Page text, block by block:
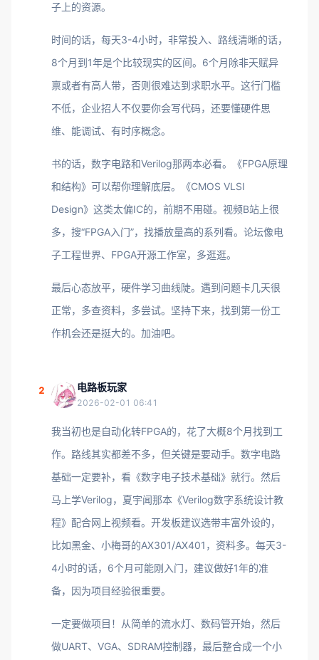
子上的资源。
时间的话，每天3-4小时，非常投入、路线清晰的话，
8个月到1年是个比较现实的区间。6个月除非天赋异
禀或者有高人带，否则很难达到求职水平。这行门槛
不低，企业招人不仅要你会写代码，还要懂硬件思
维、能调试、有时序概念。
书的话，数字电路和Verilog那两本必看。《FPGA原理
和结构》可以帮你理解底层。《CMOS VLSI
Design》这类太偏IC的，前期不用碰。视频B站上很
多，搜“FPGA入门”，找播放量高的系列看。论坛像电
子工程世界、FPGA开源工作室，多逛逛。
最后心态放平，硬件学习曲线陡。遇到问题卡几天很
正常，多查资料，多尝试。坚持下来，找到第一份工
作机会还是挺大的。加油吧。
2 电路板玩家
2026-02-01 06:41
我当初也是自动化转FPGA的，花了大概8个月找到工
作。路线其实都差不多，但关键是要动手。数字电路
基础一定要补，看《数字电子技术基础》就行。然后
马上学Verilog，夏宇闻那本《Verilog数字系统设计教
程》配合网上视频看。开发板建议选带丰富外设的，
比如黑金、小梅哥的AX301/AX401，资料多。每天3-
4小时的话，6个月可能刚入门，建议做好1年的准
备，因为项目经验很重要。
一定要做项目！从简单的流水灯、数码管开始，然后
做UART、VGA、SDRAM控制器，最后整合成一个小